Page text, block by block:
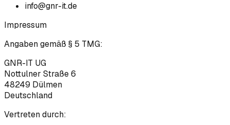
info@gnr-it.de
Impressum
Angaben gemäß § 5 TMG:
GNR-IT UG
Nottulner Straße 6
48249 Dülmen
Deutschland
Vertreten durch: